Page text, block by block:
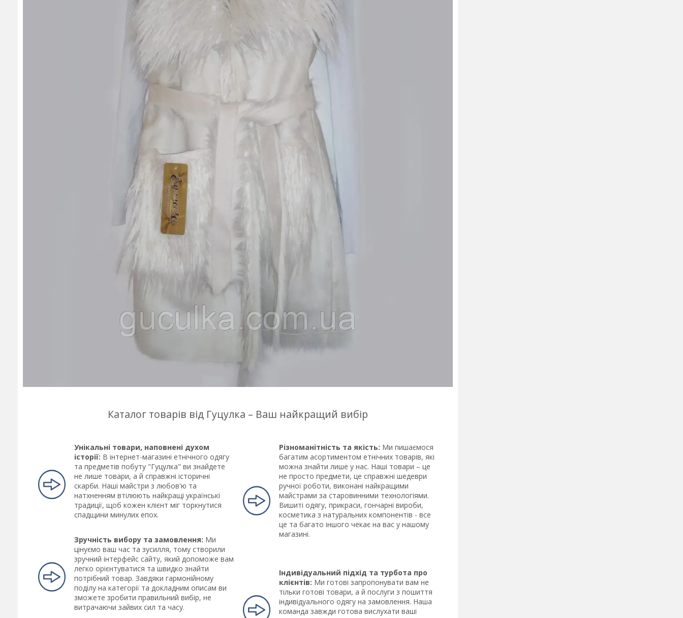
Каталог товарів від Гуцулка – Ваш найкращий вибір
Унікальні товари, наповнені духом
історії: В інтернет-магазині етнічного одягу
та предметів побуту "Гуцулка" ви знайдете
не лише товари, а й справжні історичні
скарби. Наші майстри з любов'ю та
натхненням втілюють найкращі українські
традиції, щоб кожен клієнт міг торкнутися
спадщини минулих епох.
Зручність вибору та замовлення: Ми
цінуємо ваш час та зусилля, тому створили
зручний інтерфейс сайту, який допоможе вам
легко орієнтуватися та швидко знайти
потрібний товар. Завдяки гармонійному
поділу на категорії та докладним описам ви
зможете зробити правильний вибір, не
витрачаючи зайвих сил та часу.
Різноманітність та якість: Ми пишаємося
багатим асортиментом етнічних товарів, які
можна знайти лише у нас. Наші товари – це
не просто предмети, це справжні шедеври
ручної роботи, виконані найкращими
майстрами за старовинними технологіями.
Вишиті одягу, прикраси, гончарні вироби,
косметика з натуральних компонентів - все
це та багато іншого чекає на вас у нашому
магазині.
Індивідуальний підхід та турбота про
клієнтів: Ми готові запропонувати вам не
тільки готові товари, а й послуги з пошиття
індивідуального одягу на замовлення. Наша
команда завжди готова вислухати ваші